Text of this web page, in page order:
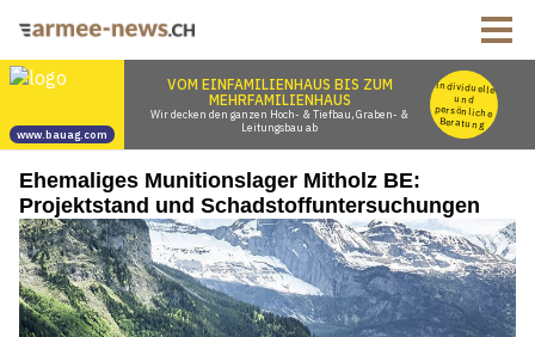
Ehemaliges Munitionslager Mitholz BE:
Projektstand und Schadstoffuntersuchungen